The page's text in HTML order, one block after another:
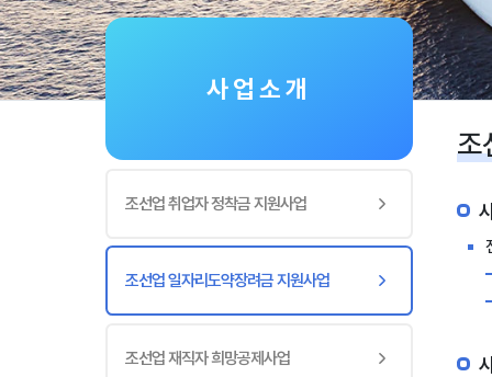
사업소개
조선업 취업자 정착금 지원사업
조선업 일자리도약장려금 지원사업
조선업 재직자 희망공제사업
조